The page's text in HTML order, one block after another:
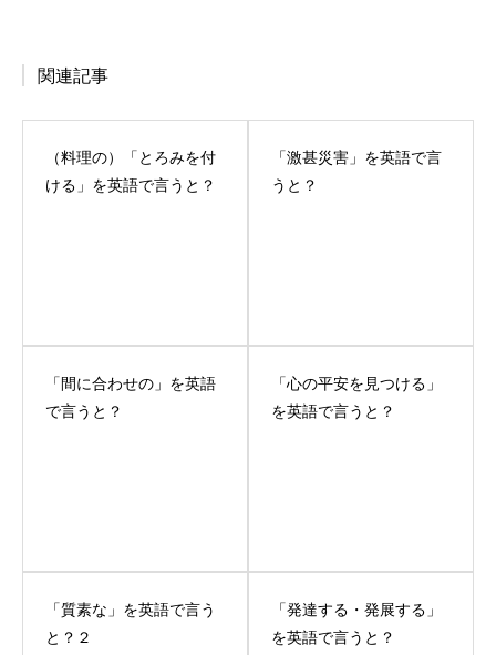
関連記事
（料理の）「とろみを付
ける」を英語で言うと？
「激甚災害」を英語で言
うと？
「間に合わせの」を英語
で言うと？
「心の平安を見つける」
を英語で言うと？
「質素な」を英語で言う
と？２
「発達する・発展する」
を英語で言うと？